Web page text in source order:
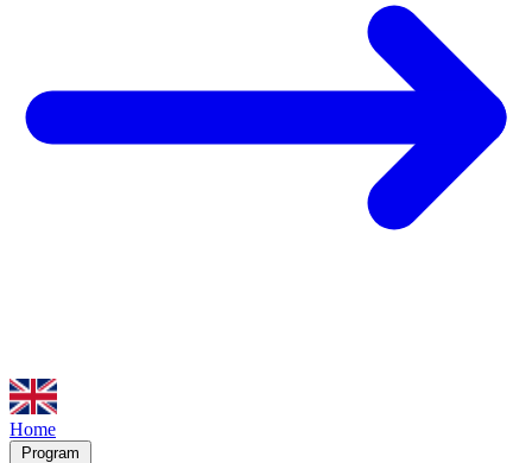
Home
Program